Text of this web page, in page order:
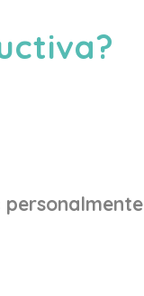
personalmente